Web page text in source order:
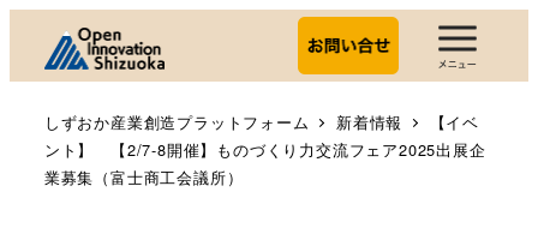
しずおか産業創造プラットフォーム 新着情報
【イベ
ント】 【2/7-8開催】ものづくり力交流フェア2025出展企
業募集（富士商工会議所）